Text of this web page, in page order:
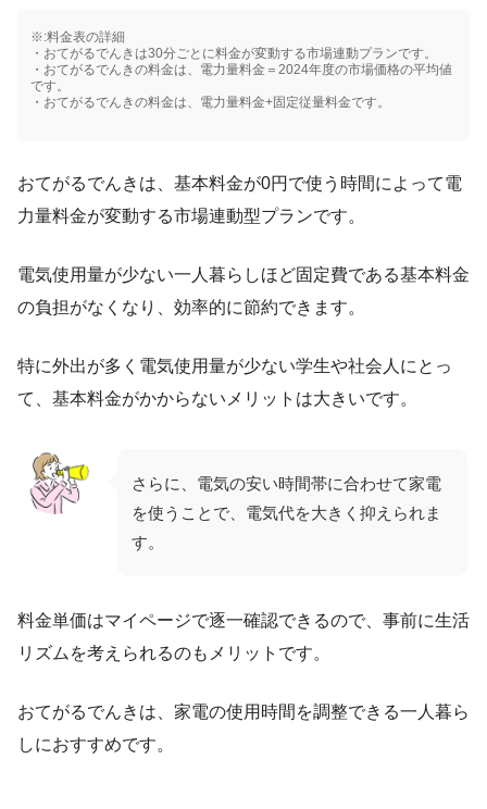
※:料金表の詳細
・おてがるでんきは30分ごとに料金が変動する市場連動プランです。
・おてがるでんきの料金は、電力量料金＝2024年度の市場価格の平均値
です。
・おてがるでんきの料金は、電力量料金+固定従量料金です。
おてがるでんきは、基本料金が0円で使う時間によって電
力量料金が変動する市場連動型プランです。
電気使用量が少ない一人暮らしほど固定費である基本料金
の負担がなくなり、効率的に節約できます。
特に外出が多く電気使用量が少ない学生や社会人にとっ
て、基本料金がかからないメリットは大きいです。
さらに、電気の安い時間帯に合わせて家電
を使うことで、電気代を大きく抑えられま
す。
料金単価はマイページで逐一確認できるので、事前に生活
リズムを考えられるのもメリットです。
おてがるでんきは、家電の使用時間を調整できる一人暮ら
しにおすすめです。